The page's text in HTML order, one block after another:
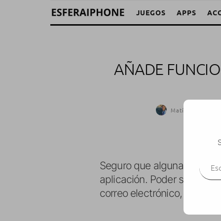
JUEGOS APPS
AÑADE
Matías Vidal
Seguro que alguna vez
aplicación. Poder saltarte
correo electrónico, etc.